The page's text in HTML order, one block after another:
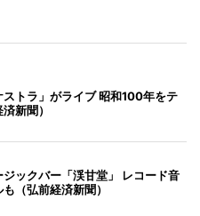
ストラ」がライブ 昭和100年をテ
新聞）
ックバー「渓甘堂」 レコード音
（弘前経済新聞）